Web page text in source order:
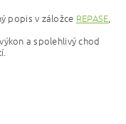
popis v záložce REPASE
a spolehlivý chod